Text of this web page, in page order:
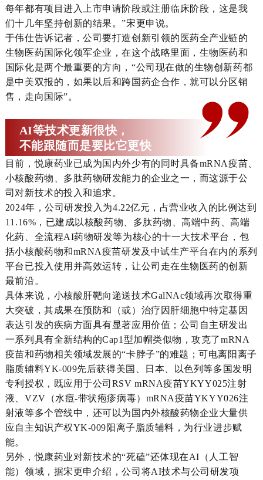
每年都有项目进入上市申请阶段或注册临床阶段，这是我
们十几年坚持创新的结果。”宋更申说。
于伟仕告诉记者，公司要打造创新引领的医药全产业链的
生物医药国际化领军企业，在这个战略里面，生物医药和
国际化是两个最重要的方向，“公司现在做的生物创新药都
是中美双报的，如果以后和跨国药企合作，就可以分区销
售，走向国际”。
AI等技术更新很快，
不能跟随而是要比它更快
目前，悦康药业已成为国内外少有的同时具备mRNA疫苗、
小核酸药物、多肽药物研发能力的企业之一，而这源于公
司对新技术的投入和追求。
2024年，公司研发投入为4.22亿元，占营业收入的比例达到
11.16%，已建成以核酸药物、多肽药物、高端中药、高端
化药、全流程AI药物研发等为核心的十一大技术平台，包
括小核酸药物和mRNA疫苗研发及中试生产平台在内的系列
平台已投入使用并高效运转，让公司走在生物医药的创新
最前沿。
具体来说，小核酸肝靶向递送技术GalNAc领域再次取得重
大突破，其成果在预防和（或）治疗因肝细胞中特定基因
表达引发的疾病方面具有显著应用价值；公司自主研发出
一系列具有全新结构的Cap1型加帽类似物，攻克了mRNA
疫苗和药物相关领域发展的“卡脖子”的难题；可电离阳离子
脂质辅料YK-009先后获得美国、日本、以色列等多国发明
专利授权，既应用于公司RSV mRNA疫苗YKYY025注射
液、VZV（水痘-带状疱疹病毒）mRNA疫苗YKYY026注
射液等多个管线中，还可以为国内外核酸药物企业大量供
应自主知识产权YK-009阳离子脂质辅料，为行业进步赋
能。
另外，悦康药业对新技术的“死磕”还体现在AI（人工智
能）领域，据宋更申介绍，公司将AI技术与公司研发项